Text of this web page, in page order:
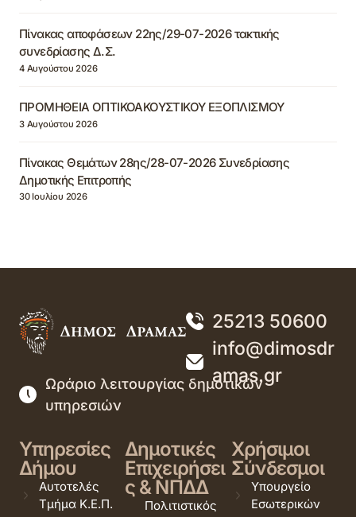
Πίνακας αποφάσεων 22ης/29-07-2026 τακτικής
συνεδρίασης Δ.Σ.
4 Αυγούστου 2026
ΠΡΟΜΗΘΕΙΑ ΟΠΤΙΚΟΑΚΟΥΣΤΙΚΟΥ ΕΞΟΠΛΙΣΜΟΥ
3 Αυγούστου 2026
Πίνακας Θεμάτων 28ης/28-07-2026 Συνεδρίασης
Δημοτικής Επιτροπής
30 Ιουλίου 2026
25213 50600
info@dimosdr
amas.gr
Ωράριο λειτουργίας δημοτικών
υπηρεσιών
Υπηρεσίες
Δήμου
Αυτοτελές
Τμήμα Κ.Ε.Π.
Δημοτικές
Επιχειρήσει
ς & ΝΠΔΔ
Πολιτιστικός
Χρήσιμοι
Σύνδεσμοι
Υπουργείο
Εσωτερικών